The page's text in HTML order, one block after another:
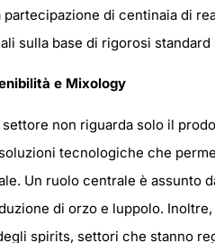
di centinaia di
sulla base di rigorosi
e Mixology
settore non riguarda solo il
tecnologiche che
Un ruolo centrale è
di orzo e luppolo.
spirits, settori che stanno